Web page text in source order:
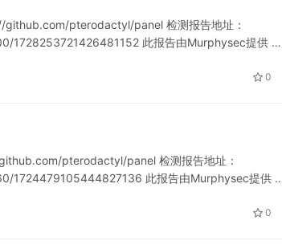
pterodactyl/panel 检测报告地址：
1728253721426481152 此报告由Murphysec提供 …
0
pterodactyl/panel 检测报告地址：
1724479105444827136 此报告由Murphysec提供
0